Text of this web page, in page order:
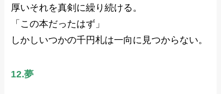
厚いそれを真剣に繰り続ける。
「この本だったはず」
しかしいつかの千円札は一向に見つからない。
12.夢